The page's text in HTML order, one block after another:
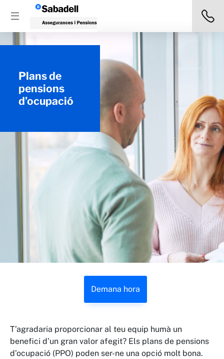
Plans de
pensions
d’ocupació
Demana hora
T’agradaria proporcionar al teu equip humà un
benefici d’un gran valor afegit? Els plans de pensions
d’ocupació (PPO) poden ser-ne una opció molt bona.